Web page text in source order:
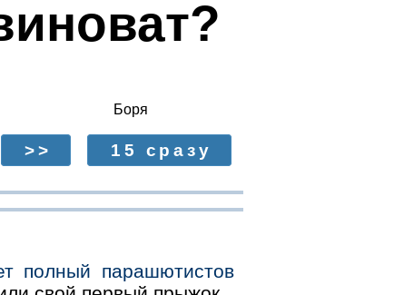
Боря
>> 15 сразу
полный парашютистов